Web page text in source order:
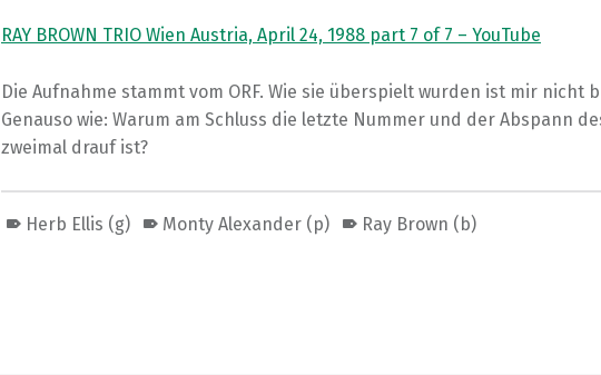
RAY BROWN TRIO Wien Austria, April 24, 1988 part 7 of 7 – YouTube
Die Aufnahme stammt vom ORF. Wie sie überspielt wurden ist mir nicht
Genauso wie: Warum am Schluss die letzte Nummer und der Abspann
zweimal drauf ist?
Herb Ellis (g) Monty Alexander (p) Ray Brown (b)